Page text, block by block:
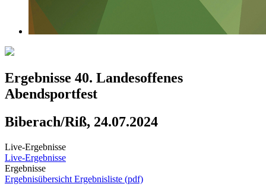
Ergebnisse 40. Landesoffenes
Abendsportfest
Biberach/Riß, 24.07.2024
Live-Ergebnisse
Live-Ergebnisse
Ergebnisse
Ergebnisübersicht Ergebnisliste (pdf)